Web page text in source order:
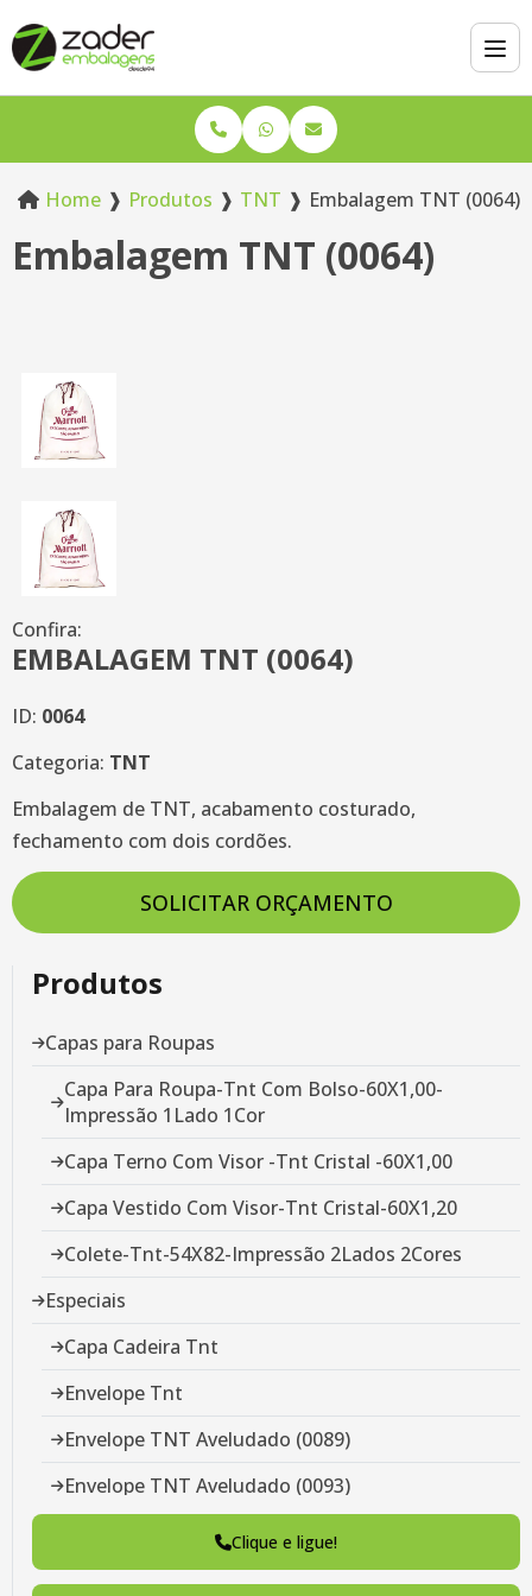
Home ❱ Produtos ❱ TNT ❱ Embalagem TNT (0064)
Embalagem TNT (0064)
Confira:
EMBALAGEM TNT (0064)
ID: 0064
Categoria: TNT
Embalagem de TNT, acabamento costurado,
fechamento com dois cordões.
SOLICITAR ORÇAMENTO
Produtos
Capas para Roupas
Capa Para Roupa-Tnt Com Bolso-60X1,00-
Impressão 1Lado 1Cor
Capa Terno Com Visor -Tnt Cristal -60X1,00
Capa Vestido Com Visor-Tnt Cristal-60X1,20
Colete-Tnt-54X82-Impressão 2Lados 2Cores
Especiais
Capa Cadeira Tnt
Envelope Tnt
Envelope TNT Aveludado (0089)
Envelope TNT Aveludado (0093)
Envelope-Tnt Aveludado-30X30
Envelope-Veludo-30X45
Clique e ligue!